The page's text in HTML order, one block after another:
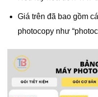
Giá trên đã bao gồm
photocopy như